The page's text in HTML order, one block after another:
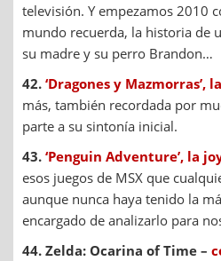
televisión. Y empezamos 2010
mundo recuerda, la historia de
su madre y su perro Brandon…
42. ‘Dragones y Mazmorras’,
más, también recordada por
parte a su sintonía inicial.
43. ‘Penguin Adventure’, la
esos juegos de MSX que
aunque nunca haya tenido la
encargado de analizarlo para
44. Zelda: Ocarina of Time –